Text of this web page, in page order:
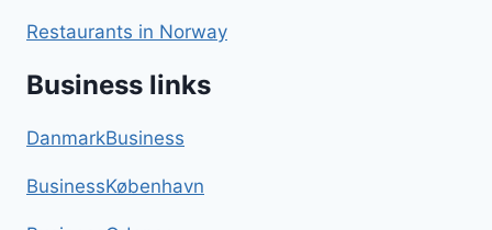
Restaurants in Norway
Business links
DanmarkBusiness
BusinessKøbenhavn